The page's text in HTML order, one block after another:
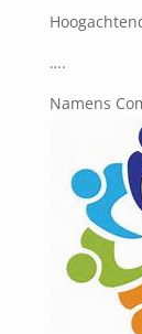
….
Namens